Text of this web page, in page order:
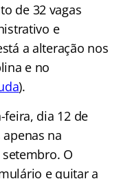
de 32 vagas
e
a alteração nos
e no
).
feira, dia 12 de
na
setembro. O
e quitar a